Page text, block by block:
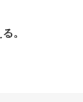
。